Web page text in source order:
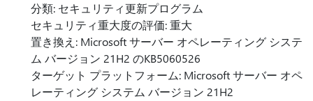
分類: セキュリティ更新プログラム
セキュリティ重大度の評価: 重大
置き換え: Microsoft サーバー オペレーティング システ
ム バージョン 21H2 のKB5060526
ターゲット プラットフォーム: Microsoft サーバー オペ
レーティング システム バージョン 21H2